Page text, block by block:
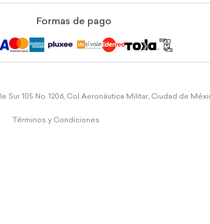
Formas de pago
Sur 105 No. 1206, Col Aeronáutica Militar, Ciudad de
Términos y Condiciones